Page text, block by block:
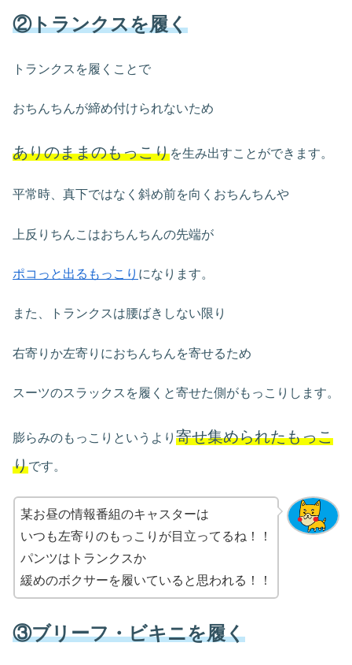
②トランクスを履く
トランクスを履くことで
おちんちんが締め付けられないため
ありのままのもっこりを生み出すことができます。
平常時、真下ではなく斜め前を向くおちんちんや
上反りちんこはおちんちんの先端が
ポコっと出るもっこり になります。
また、トランクスは腰ばきしない限り
右寄りか左寄りにおちんちんを寄せるため
スーツのスラックスを履くと寄せた側がもっこりします。
膨らみのもっこりというより 寄せ集められたもっこ
りです。
某お昼の情報番組のキャスターは
いつも左寄りのもっこりが目立ってるね！！
パンツはトランクスか
緩めのボクサーを履いていると思われる！！
③ブリーフ・ビキニを履く